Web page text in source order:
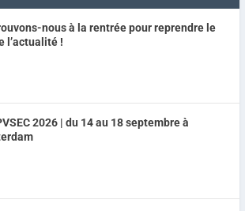
nous à la rentrée pour reprendre le
l’actualité !
2026 | du 14 au 18 septembre à